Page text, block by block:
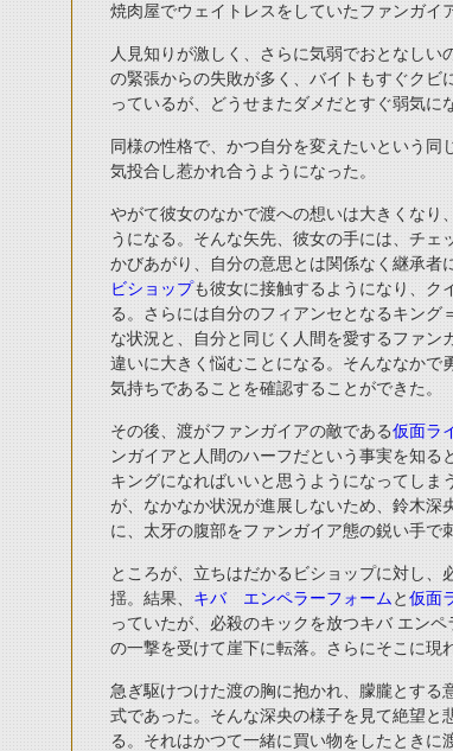
焼肉屋でウェイトレスをしていたファンガイ
人見知りが激しく、さらに気弱でおとなし
の緊張からの失敗が多く、バイトもすぐクビ
っているが、どうせまたダメだとすぐ弱気に
同様の性格で、かつ自分を変えたいという同
気投合し惹かれ合うようになった。
やがて彼女のなかで渡への想いは大きくなり
うになる。そんな矢先、彼女の手には、チ
かびあがり、自分の意思とは関係なく継承
ビショップも彼女に接触するようになり、ク
る。さらには自分のフィアンセとなるキング
な状況と、自分と同じく人間を愛するファ
違いに大きく悩むことになる。そんななかで
気持ちであることを確認することができた。
その後、渡がファンガイアの敵である仮面ラ
ンガイアと人間のハーフだという事実を知
キングになればいいと思うようになってしま
が、なかなか状況が進展しないため、鈴木深
に、太牙の腹部をファンガイア態の鋭い手で
ところが、立ちはだかるビショップに対し
揺。結果、 キバ エンペラーフォームと仮面
っていたが、必殺のキックを放つキバ エン
の一撃を受けて崖下に転落。さらにそこに現
急ぎ駆けつけた渡の胸に抱かれ、朦朧とす
式であった。そんな深央の様子を見て絶望と
る。それはかつて一緒に買い物をしたときに